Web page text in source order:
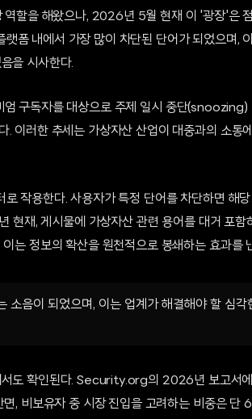
역할을 해왔으나, 2026년 5월 현재 이 '광장'은
폼 내에서 가장 많이 차단된 단어가 되었으며,
을 시사한다.
구독자를 대상으로 주제 일시 중단(snoozing)
. 이러한 추세는 가상자산 산업이 대중과의 소통
작용한다. 사용자가 특정 단어를 차단하면 해
재, 게시물에 가상자산 관련 용어를 대거 포함
는 정보의 확산을 원천적으로 봉쇄하는 효과를
소음이 되었으며, 이는 업계가 해결해야 할 심각
서도 확인된다. Security.org의 2026년 보고서
, 비보유자 중 시장 진입을 고려하는 비중은 단